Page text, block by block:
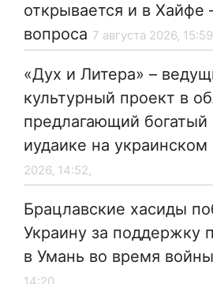
открывается и в Хайфе
вопроса 7 августа 2026,
«Дух и Литера» –
культурный проект в
предлагающий богатый
иудаике на украинском
2026, 14:52,
Брацлавские хасиды
Украину за поддержку
в Умань во время войны